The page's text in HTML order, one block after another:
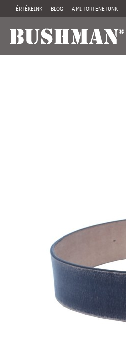
ÉRTÉKEINK BLOG A MI TÖRTÉNETÜNK